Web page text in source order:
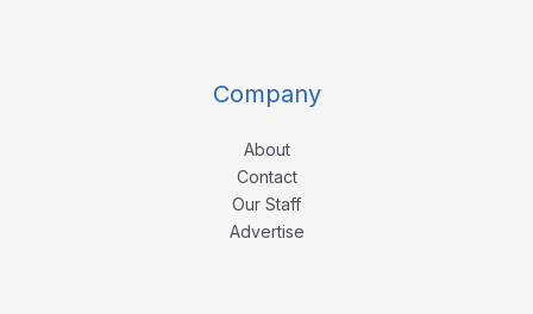
Company
About
Contact
Our Staff
Advertise